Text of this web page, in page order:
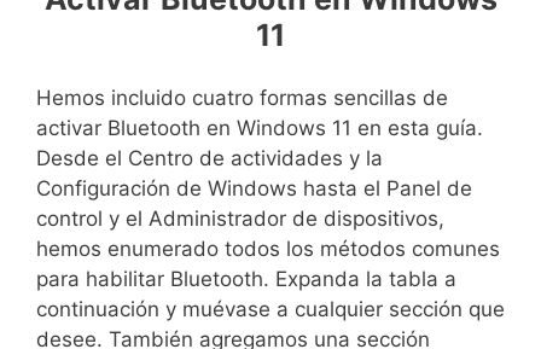
11
Hemos incluido cuatro formas sencillas de
activar Bluetooth en Windows 11 en esta guía.
Desde el Centro de actividades y la
Configuración de Windows hasta el Panel de
control y el Administrador de dispositivos,
hemos enumerado todos los métodos comunes
para habilitar Bluetooth. Expanda la tabla a
continuación y muévase a cualquier sección que
desee. También agregamos una sección